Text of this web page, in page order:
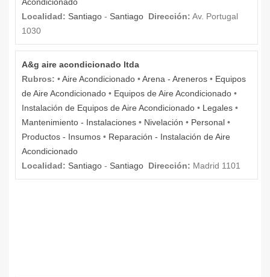
Localidad: Santiago - Santiago Dirección: Av. Portugal
1030
A&g aire acondicionado ltda
Rubros: •Aire Acondicionado •Arena - Areneros • Equipos
de Aire Acondicionado • Equipos de Aire Acondicionado •
Instalación de Equipos de Aire Acondicionado • Legales •
Mantenimiento - Instalaciones • Nivelación • Personal •
Productos - Insumos • Reparación - Instalación de Aire
Acondicionado
Localidad: Santiago - Santiago Dirección: Madrid 1101